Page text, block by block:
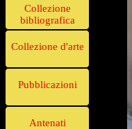
Collezione
bibliografica
Collezione d'arte
Pubblicazioni
Antenati